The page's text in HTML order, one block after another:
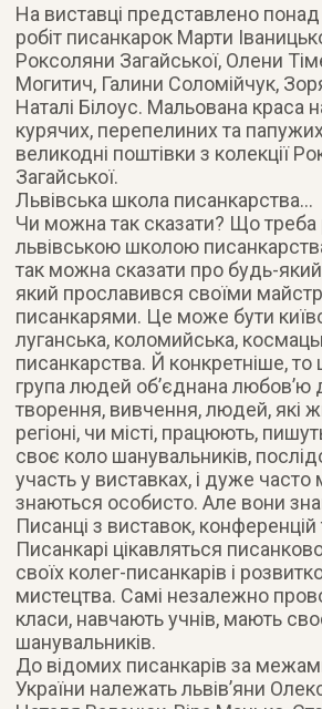
На виставці представлено
робіт писанкарок Марти
Роксоляни Загайської, Олени
Могитич, Галини Соломійчук,
Наталі Білоус. Мальована краса
курячих, перепелиних та
великодні поштівки з колекції
Загайської.
Львівська школа писанкарства…
Чи можна так сказати? Що треба
львівською школою
так можна сказати про будь-який
який прославився своїми
писанкарями. Це може бути
луганська, коломийська,
писанкарства. Й конкретніше, то
група людей об’єднана любов’ю
творення, вивчення, людей, які
регіоні, чи місті, працюють,
своє коло шанувальників,
участь у виставках, і дуже
знаються особисто. Але вони
Писанці з виставок, конференцій
Писанкарі цікавляться
своїх колег-писанкарів і
мистецтва. Самі незалежно
класи, навчають учнів, мають
шанувальників.
До відомих писанкарів за
України належать львів’яни